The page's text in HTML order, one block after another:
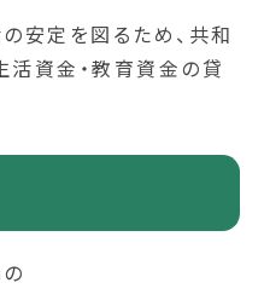
安定を図るため、共和
資金・教育資金の貸